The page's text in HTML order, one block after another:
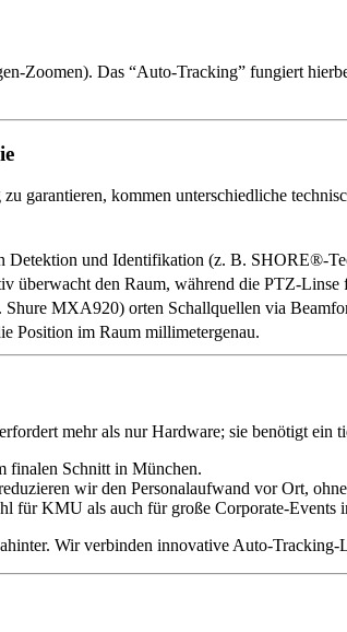
Zoomen). Das “Auto-Tracking” fungiert
garantieren, kommen unterschiedliche
Detektion und Identifikation (z. B. SHORE®-
überwacht den Raum, während die PTZ-Linse
MXA920) orten Schallquellen via
Position im Raum millimetergenau.
mehr als nur Hardware; sie benötigt ein
finalen Schnitt in München.
wir den Personalaufwand vor Ort,
für KMU als auch für große Corporate-Events
Wir verbinden innovative Auto-